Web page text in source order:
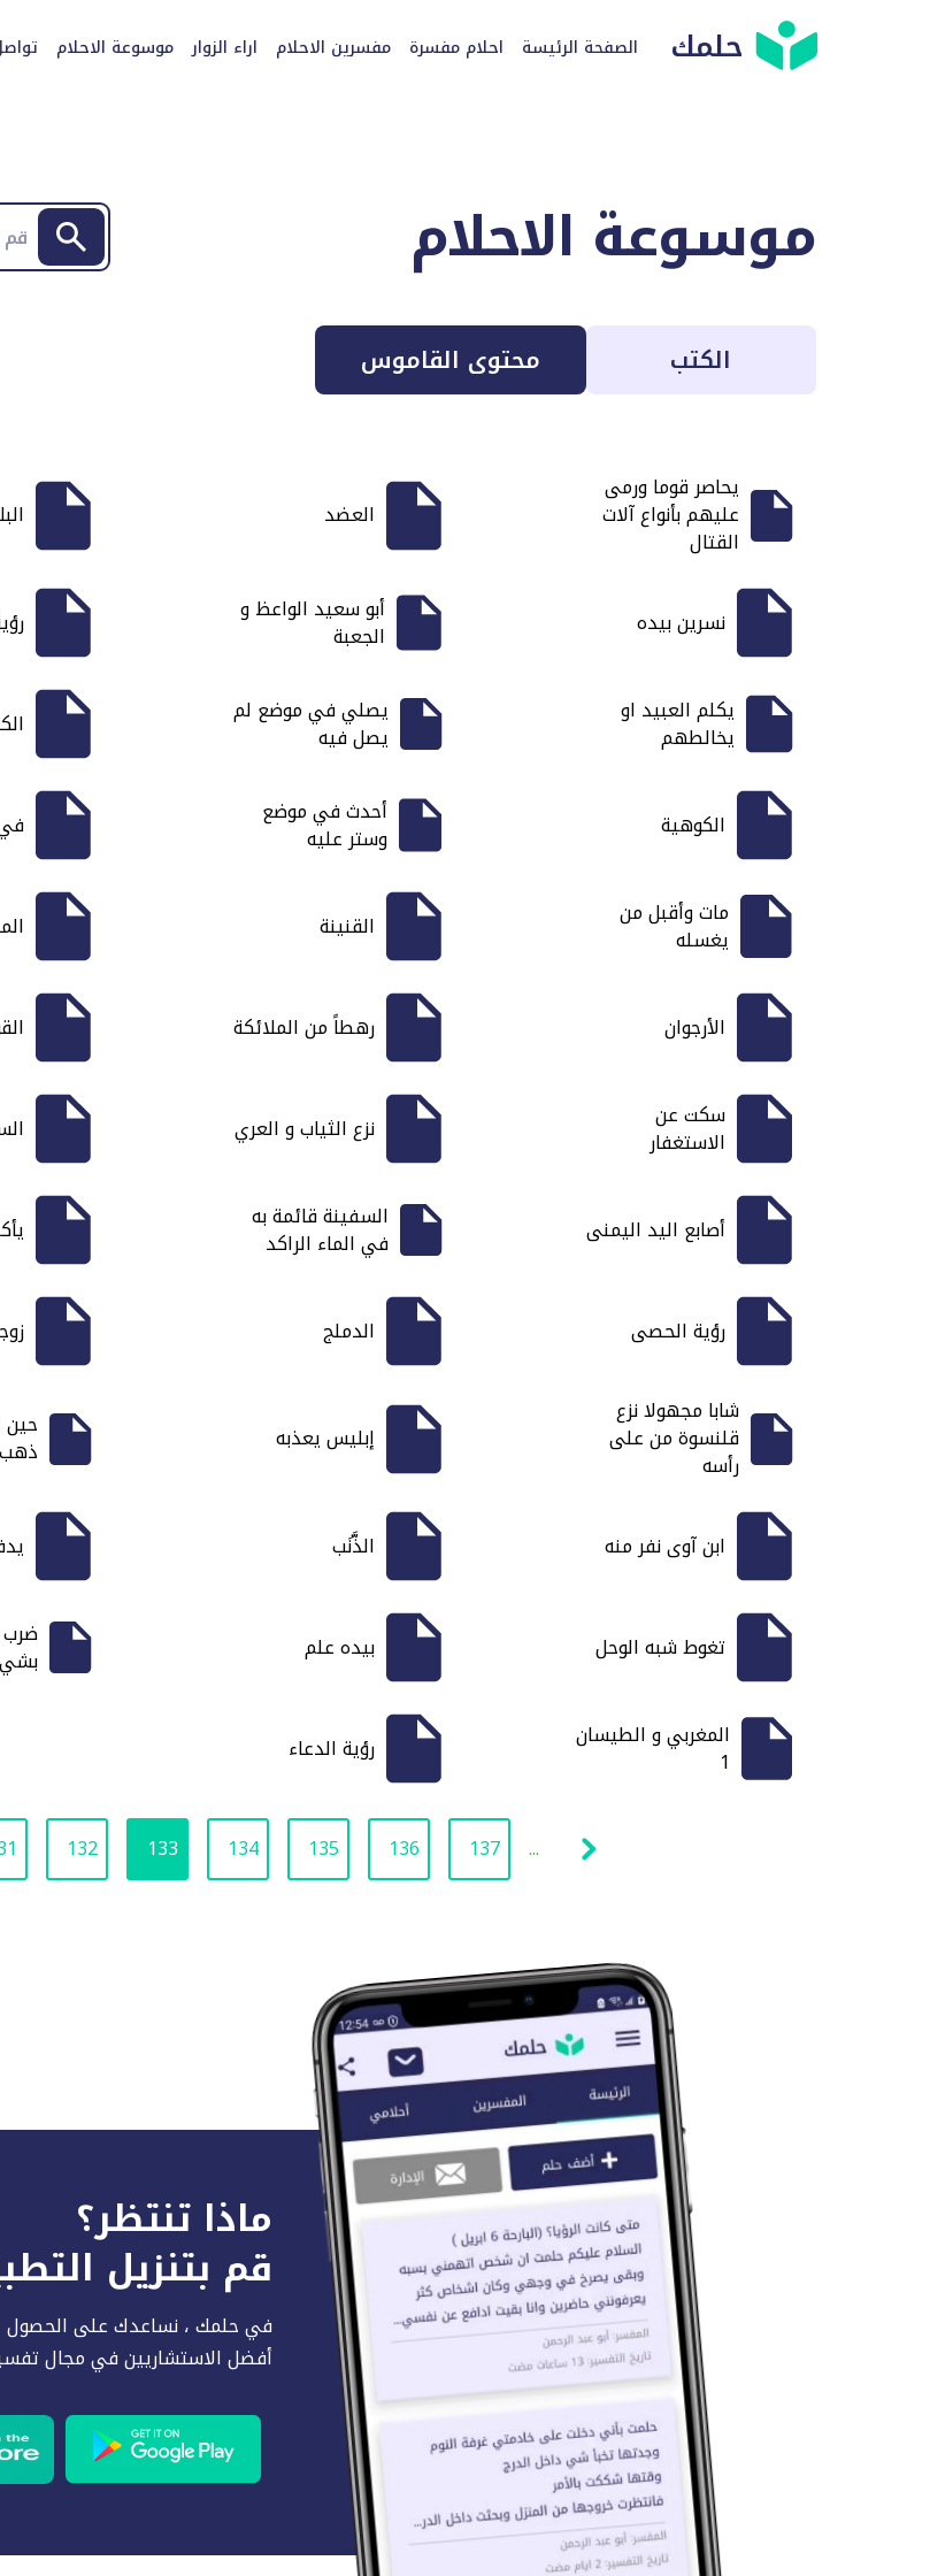
حلمك الصفحة الرئيسة احلام مفسرة مفسرين الاحلام اراء الزوار موسوعة الاحلام
موسوعة الاحلام
الكتب محتوى القاموس
يحاصر قوما ورمى
عليهم بأنواع آلات
القتال
العضد
نسرين بيده أبو سعيد الواعظ و
الجعبة
يكلم العبيد او
يخالطهم
يصلي في موضع لم
يصل فيه
الكوهية أحدث في موضع
وستر عليه
مات وأقبل من
يغسله القنينة
الأرجوان رهطاً من الملائكة
سكت عن
الاستغفار نزع الثياب و العري
أصابع اليد اليمنى السفينة قائمة به
في الماء الراكد
رؤية الحصى الدملج
شابا مجهولا نزع
قلنسوة من على
رأسه
إبليس يعذبه حين
ابن آوى نفر منه الذَّنَب
تغوط شبه الوحل بيده علم
المغربي و الطيسان
1 رؤية الدعاء
132 133 134 135 136 137 ...
ماذا تنتظر؟
قم بتنزيل
في حلمك ، نساعدك على الحصول
أفضل الاستشاريين في مجال